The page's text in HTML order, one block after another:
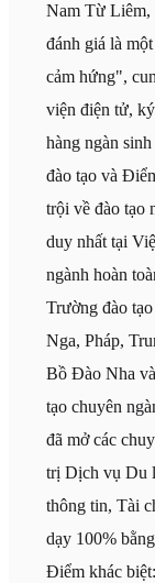
Nam Từ Liêm,
đánh giá là
cảm hứng",
viện điện tử,
hàng ngàn
đào tạo và
trội về đào tạo
duy nhất tại
ngành hoàn
Trường đào
Nga, Pháp,
Bồ Đào Nha
tạo chuyên
đã mở các
trị Dịch vụ Du
thông tin, Tài
dạy 100%
Điểm khác